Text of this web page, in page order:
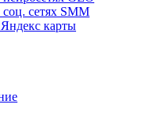
сетях SMM
карты